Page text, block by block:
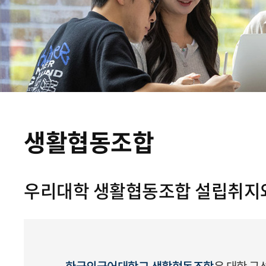
생활협동조합
우리대학 생활협동조합 설립취지